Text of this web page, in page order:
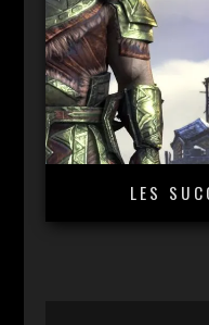
LES